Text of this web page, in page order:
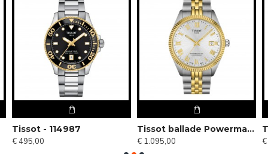
Tissot - 114987
€ 495,00
Tissot ballade Powermatic 80 COSC - 120307
€ 1.095,00